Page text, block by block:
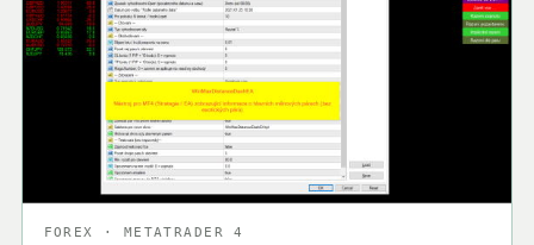
FOREX · METATRADER 4